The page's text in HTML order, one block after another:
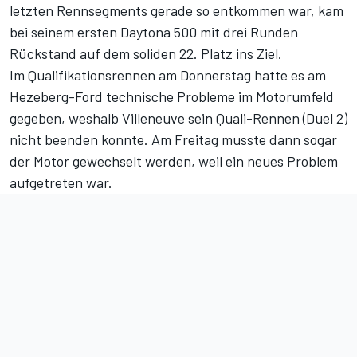
letzten Rennsegments gerade so entkommen war, kam
bei seinem ersten Daytona 500 mit drei Runden
Rückstand auf dem soliden 22. Platz ins Ziel.
Im Qualifikationsrennen am Donnerstag hatte es am
Hezeberg-Ford technische Probleme im Motorumfeld
gegeben, weshalb Villeneuve sein Quali-Rennen (Duel 2)
nicht beenden konnte. Am Freitag musste dann sogar
der Motor gewechselt werden, weil ein neues Problem
aufgetreten war.